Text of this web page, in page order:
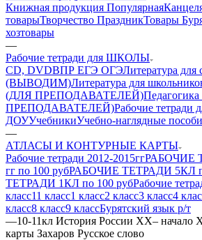
Книжная продукция Популярная
товарыТворчество ПраздникТовары
хозтовары
—
Рабочие тетради для ШКОЛЫ
CD, DVDВПР ЕГЭ ОГЭЛитература для
(ВЫВОДИМ)Литература для
(ДЛЯ ПРЕПОДАВАТЕЛЕЙ)
ПРЕПОДАВАТЕЛЕЙ)Рабочие тетради
ДОУУчебникиУчебно-наглядные
—
АТЛАСЫ И КОНТУРНЫЕ КАРТЫ
Рабочие тетради 2012-2015ггРАБОЧИЕ
гг по 100 рубРАБОЧИЕ ТЕТРАДИ 5КЛ
ТЕТРАДИ 1КЛ по 100 рубРабочие
класс11 класс1 класс2 класс3 класс4
класс8 класс9 классБурятский язык р/т
—10-11кл История России XX– начало
карты Захаров Русское слово